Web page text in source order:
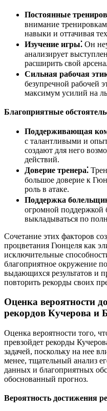
Постоянные
внимание
навыки и оттачивая
Изучение игры⁚ Он
анализирует
расширить свой
Сильная рабочая
безупречной рабочей
максимум усилий на
Благоприятные
Поддерживающая
с талантливыми и
создают для него
действий.
Доверие тренера⁚
большое доверие к
роль в атаке.
Поддержка
огромной поддержкой
выкладываться по
Сочетание этих факторов
процветания Гюнцеля как
исключительные
благоприятное окружение
выдающихся результатов и
повторить рекорды своих
Оценка вероятности
рекордов Кучерова и
Оценка вероятности того,
превзойдет рекорды
задачей, поскольку на нее
менее, тщательный анализ
данных и благоприятных
обоснованный прогноз.
Вероятность достижения